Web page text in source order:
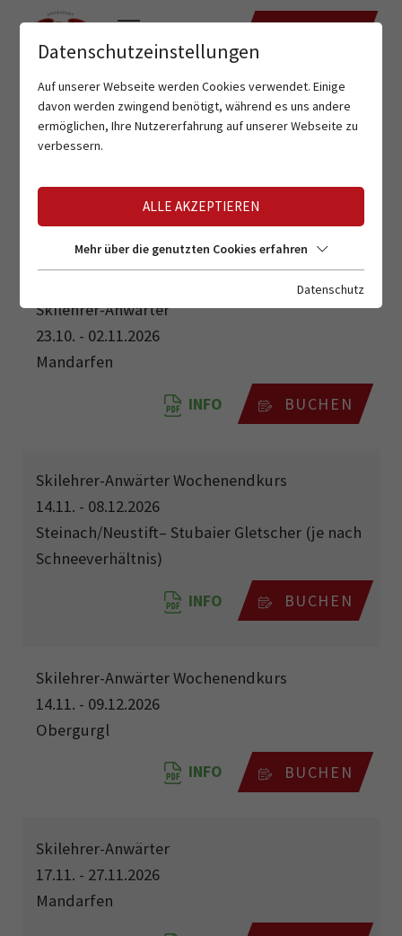
SKILEHRER-ANWÄRTER
Skilehrer-Anwärter
23.10. - 02.11.2026
Mandarfen
INFO BUCHEN
Skilehrer-Anwärter Wochenendkurs
14.11. - 08.12.2026
Steinach/Neustift– Stubaier Gletscher (je nach
Schneeverhältnis)
INFO BUCHEN
Skilehrer-Anwärter Wochenendkurs
14.11. - 09.12.2026
Obergurgl
INFO BUCHEN
Skilehrer-Anwärter
17.11. - 27.11.2026
Mandarfen
Datenschutzeinstellungen
Auf unserer Webseite werden Cookies verwendet. Einige
davon werden zwingend benötigt, während es uns andere
ermöglichen, Ihre Nutzererfahrung auf unserer Webseite zu
verbessern.
ALLE AKZEPTIEREN
Mehr über die genutzten Cookies erfahren
Datenschutz